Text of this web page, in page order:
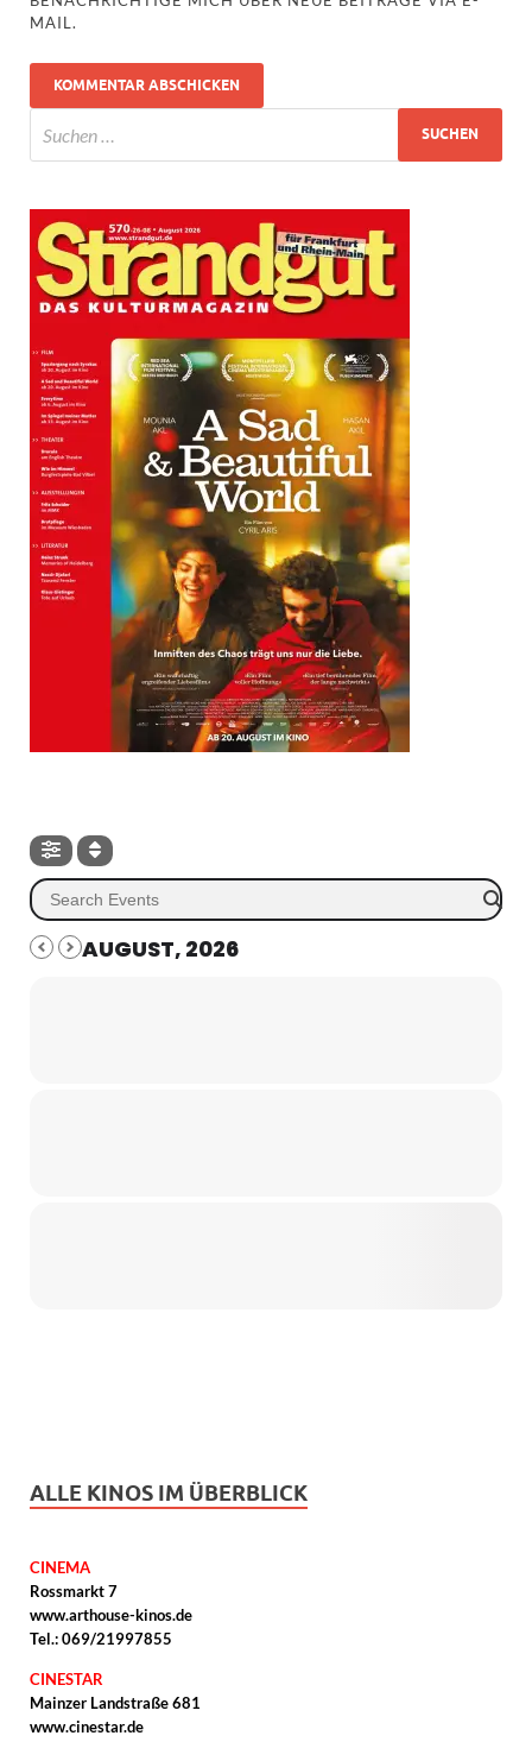
MAIL.
AUGUST, 2026
ALLE KINOS IM ÜBERBLICK
CINEMA
Rossmarkt 7
www.arthouse-kinos.de
Tel.: 069/21997855
CINESTAR
Mainzer Landstraße 681
www.cinestar.de